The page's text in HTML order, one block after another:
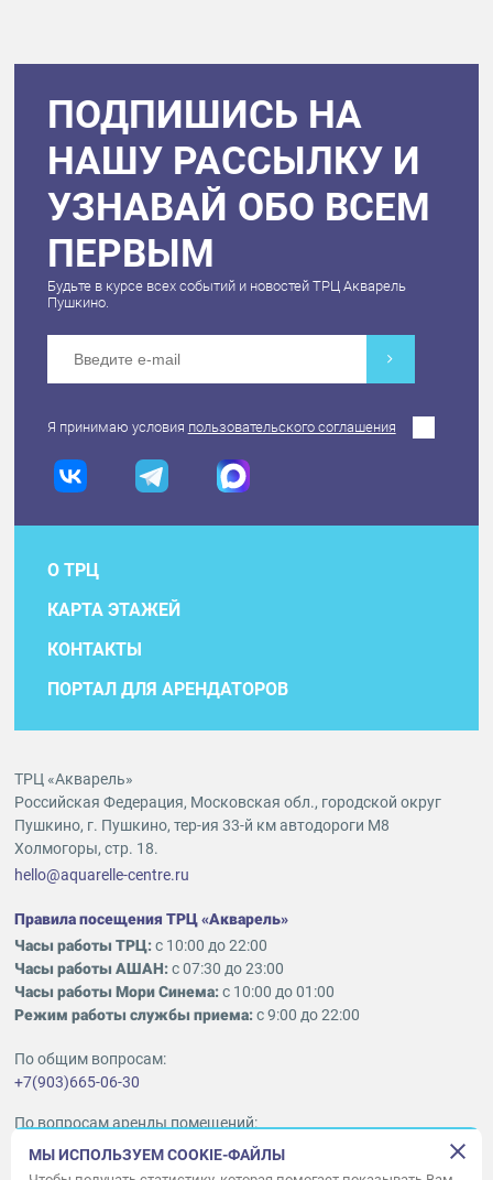
ПОДПИШИСЬ НА
НАШУ РАССЫЛКУ И
УЗНАВАЙ ОБО ВСЕМ
ПЕРВЫМ
Будьте в курсе всех событий и новостей ТРЦ Акварель
Пушкино.
Я принимаю условия пользовательского соглашения
О ТРЦ
КАРТА ЭТАЖЕЙ
КОНТАКТЫ
ПОРТАЛ ДЛЯ АРЕНДАТОРОВ
ТРЦ «Акварель»
Российская Федерация, Московская обл., городской округ
Пушкино, г. Пушкино, тер-ия 33-й км автодороги М8
Холмогоры, стр. 18.
hello@aquarelle-centre.ru
Правила посещения ТРЦ «Акварель»
Часы работы ТРЦ:с 10:00 до 22:00
Часы работы АШАН:с 07:30 до 23:00
Часы работы Мори Синема:с 10:00 до 01:00
Режим работы службы приема:с 9:00 до 22:00
По общим вопросам:
+7(903)665-06-30
По вопросам аренды помещений:
ukleykina@nhood.com
+7(903)665-98-78
МЫ ИСПОЛЬЗУЕМ COOKIE-ФАЙЛЫ